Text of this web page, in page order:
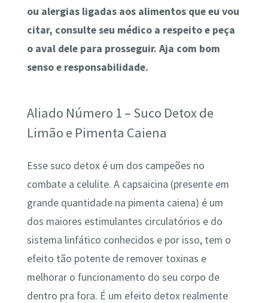
ou alergias ligadas aos alimentos que eu vou
citar, consulte seu médico a respeito e peça
o aval dele para prosseguir. Aja com bom
senso e responsabilidade.
Aliado Número 1 – Suco Detox de
Limão e Pimenta Caiena
Esse suco detox é um dos campeões no
combate a celulite. A capsaicina (presente em
grande quantidade na pimenta caiena) é um
dos maiores estimulantes circulatórios e do
sistema linfático conhecidos e por isso, tem o
efeito tão potente de remover toxinas e
melhorar o funcionamento do seu corpo de
dentro pra fora. É um efeito detox realmente